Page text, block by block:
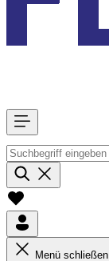
Menü schließen